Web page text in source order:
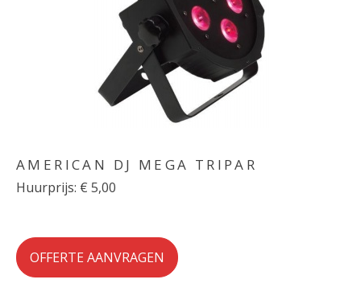
AMERICAN DJ MEGA TRIPAR
Huurprijs: € 5,00
OFFERTE AANVRAGEN